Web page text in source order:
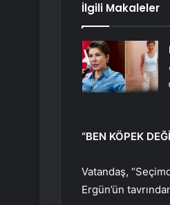
İlgili Makaleler
“BEN KÖPEK
Vatandaş,
Ergün’ün